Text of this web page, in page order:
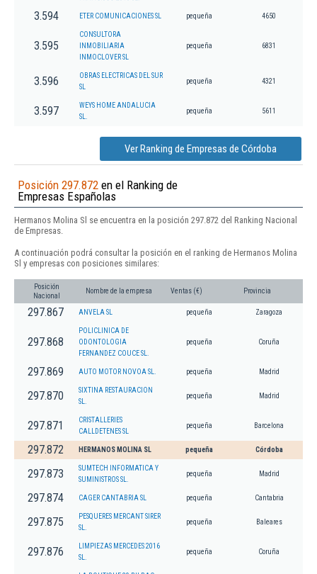
3.594 ETER COMUNICACIONES SL pequeña 4650
3.595
CONSULTORA
INMOBILIARIA
INMOCLOVER SL
pequeña 6831
3.596
OBRAS ELECTRICAS DEL SUR
SL
pequeña 4321
3.597
WEYS HOME ANDALUCIA
SL.
pequeña 5611
Ver Ranking de Empresas de Córdoba
Posición 297.872 en el Ranking de
Empresas Españolas
Hermanos Molina Sl se encuentra en la posición 297.872 del Ranking Nacional
de Empresas.
A continuación podrá consultar la posición en el ranking de Hermanos Molina
Sl y empresas con posiciones similares:
Posición
Nacional
Nombre de la empresa Ventas (€) Provincia
297.867 ANVELA SL pequeña Zaragoza
297.868
POLICLINICA DE
ODONTOLOGIA
FERNANDEZ COUCE SL.
pequeña Coruña
297.869 AUTO MOTOR NOVOA SL. pequeña Madrid
297.870
SIXTINA RESTAURACION
SL.
pequeña Madrid
297.871
CRISTALLERIES
CALLDETENES SL
pequeña Barcelona
297.872 HERMANOS MOLINA SL pequeña Córdoba
297.873
SUMTECH INFORMATICA Y
SUMINISTROS SL.
pequeña Madrid
297.874 CAGER CANTABRIA SL pequeña Cantabria
297.875
PESQUERES MERCANT SIRER
SL.
pequeña Baleares
297.876
LIMPIEZAS MERCEDES 2016
SL.
pequeña Coruña